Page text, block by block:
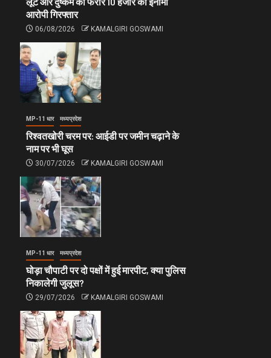
आरोपी गिरफ्तार
06/08/2026 KAMALGIRI GOSWAMI
MP-11 धार मध्यप्रदेश
रिश्वतखोरी चरम पर: आईडी पर जमीन चढ़ाने के
नाम पर भी घूस
30/07/2026 KAMALGIRI GOSWAMI
MP-11 धार मध्यप्रदेश
घोड़ा चौपाटी पर दो पक्षों में हुई मारपीट, क्या पुलिस
निकालेगी जुलूस?
29/07/2026 KAMALGIRI GOSWAMI